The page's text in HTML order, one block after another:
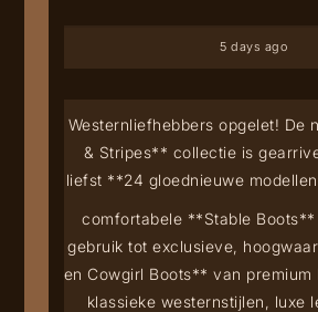
5 days ago
Westernliefhebbers opgelet! De
& Stripes** collectie is
liefst **24 gloednieuwe
comfortabele **Stable
gebruik tot exclusieve,
en Cowgirl Boots** van premium
klassieke westernstijlen, luxe